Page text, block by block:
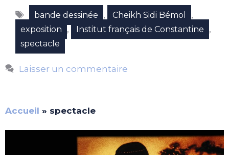
Étiquettes
bande dessinée , Cheikh Sidi Bémol ,
exposition , Institut français de Constantine ,
spectacle
Laisser un commentaire
Accueil » spectacle